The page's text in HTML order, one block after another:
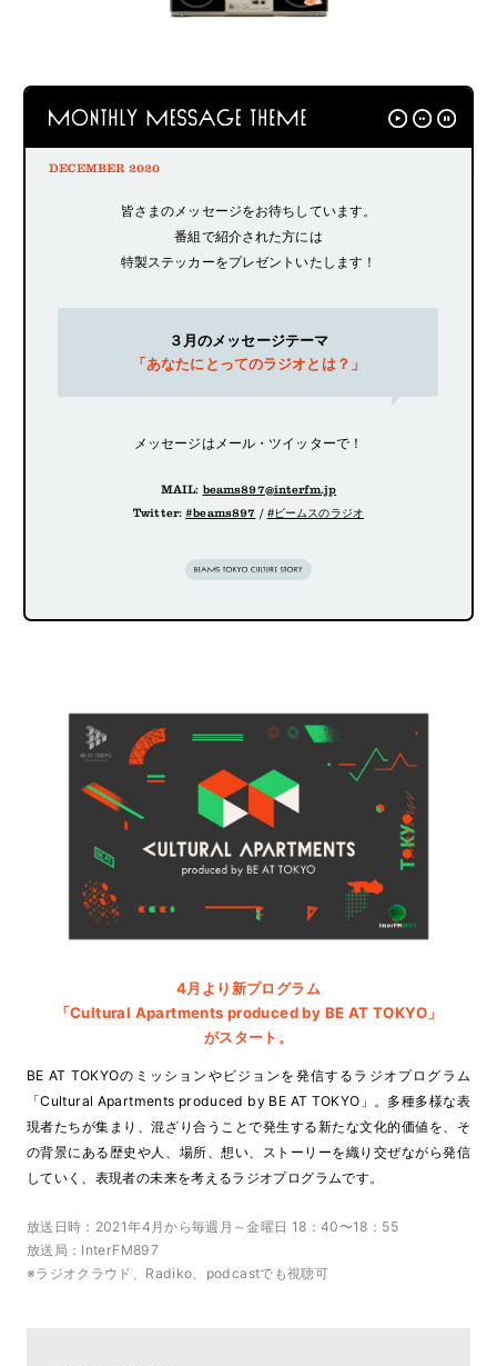
DECEMBER 2020
皆さまのメッセージをお待ちしています。
番組で紹介された方には
特製ステッカーをプレゼントいたします！
３月のメッセージテーマ
「あなたにとってのラジオとは？」
メッセージはメール・ツイッターで！
MAIL: beams897@interfm.jp
Twitter:#beams897 / #ビームスのラジオ
4月より新プログラム
「Cultural Apartments produced by BE AT TOKYO」
がスタート。
BE AT TOKYOのミッションやビジョンを発信するラジオプログラム
「Cultural Apartments produced by BE AT TOKYO」。 多種多様な表
現者たちが集まり、混ざり合うことで発生する新たな文化的価値を、そ
の背景にある歴史や人、 場所、想い、ストーリーを織り交ぜながら発信
していく、表現者の未来を考えるラジオプログラムです。
放送日時：2021年4月から毎週月～金曜日 18：40〜18：55
放送局：InterFM897
※ラジオクラウド、Radiko、podcastでも視聴可